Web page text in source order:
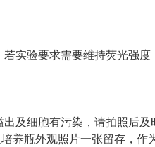
实验要求需要维持荧光强
及细胞有污染，请拍照后及
养瓶外观照片一张留存，作